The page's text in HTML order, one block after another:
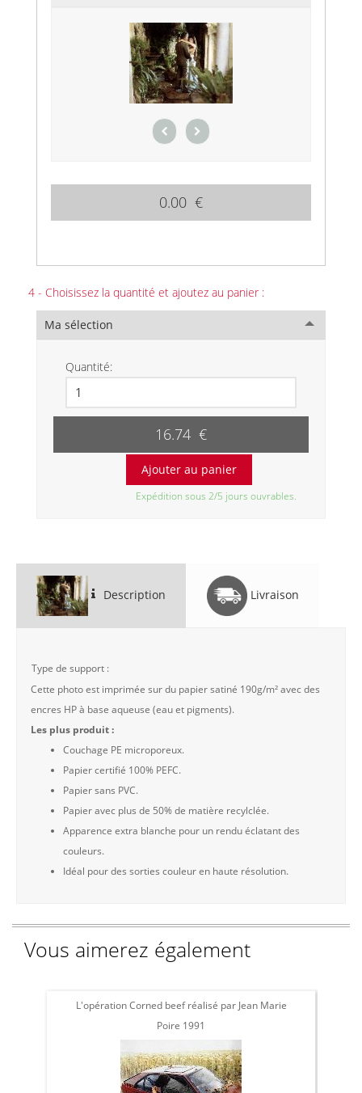
0.00 €
4 - Choisissez la quantité et ajoutez au panier :
Ma sélection
Quantité:
16.74 €
Expédition sous 2/5 jours ouvrables.
Description Livraison
Type de support :
Cette photo est imprimée sur du papier satiné 190g/m² avec des
encres HP à base aqueuse (eau et pigments).
Les plus produit :
Couchage PE microporeux.
Papier certifié 100% PEFC.
Papier sans PVC.
Papier avec plus de 50% de matière recylclée.
Apparence extra blanche pour un rendu éclatant des
couleurs.
Idéal pour des sorties couleur en haute résolution.
Vous aimerez également
L'opération Corned beef réalisé par Jean Marie
Poire 1991